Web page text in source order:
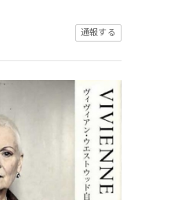
通報する